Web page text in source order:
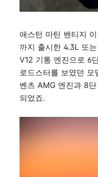
애스턴 마틴 밴티지
까지 출시한 4.3L 또
V12 기통 엔진으로 6
로드스터를 보였던 모
벤츠 AMG 엔진과 8
되었죠.